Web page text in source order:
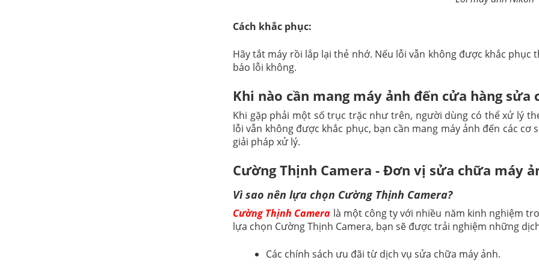
Cách khắc phục:
Hãy tắt máy rồi lắp lại thẻ nhớ. Nếu lỗi vẫn không được khắc
báo lỗi không.
Khi nào cần mang máy ảnh đến cửa hàng sửa
Khi gặp phải một số trục trặc như trên, người dùng có thể xử lý
lỗi vẫn không được khắc phục, bạn cần mang máy ảnh đến các
giải pháp xử lý.
Cường Thịnh Camera - Đơn vị sửa chữa máy
Vì sao nên lựa chọn Cường Thịnh Camera?
Cường Thịnh Camera là một công ty với nhiều năm kinh nghiệm
lựa chọn Cường Thịnh Camera, bạn sẽ được trải nghiệm những
Các chính sách ưu đãi từ dịch vụ sửa chữa máy ảnh.